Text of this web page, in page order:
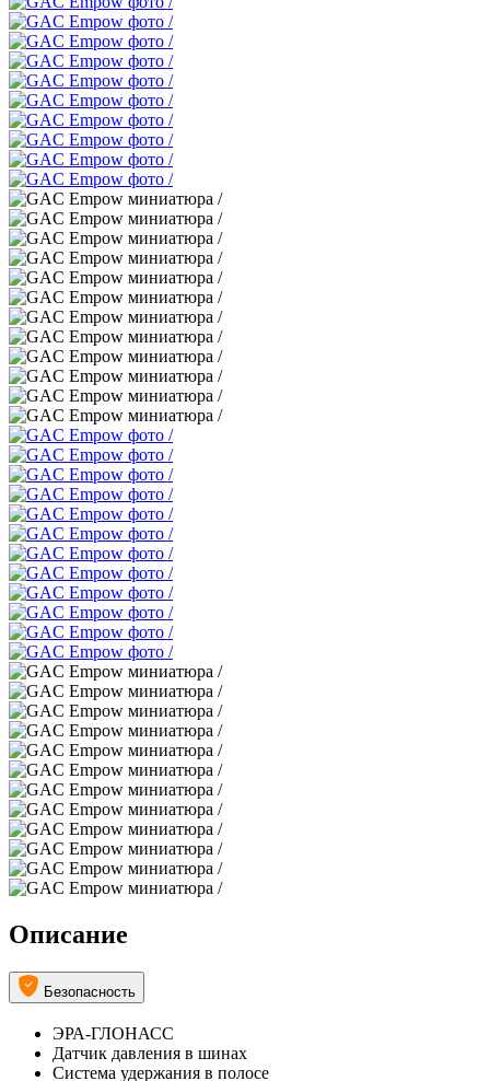
Описание
Безопасность
ЭРА-ГЛОНАСС
Датчик давления в шинах
Система удержания в полосе